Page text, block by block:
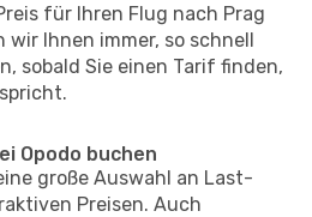
für Ihren Flug nach Prag
Ihnen immer, so schnell
sobald Sie einen Tarif finden,
Opodo buchen
große Auswahl an Last-
Preisen. Auch